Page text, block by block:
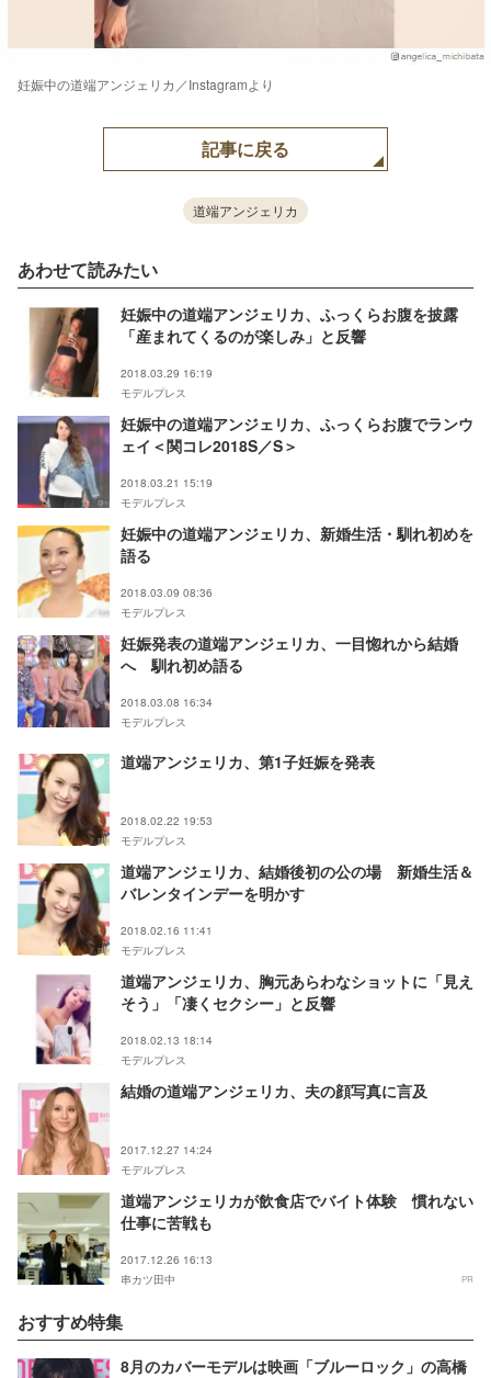
妊娠中の道端アンジェリカ／Instagramより
記事に戻る
道端アンジェリカ
あわせて読みたい
妊娠中の道端アンジェリカ、ふっくらお腹を披露
「産まれてくるのが楽しみ」と反響
2018.03.29 16:19
モデルプレス
妊娠中の道端アンジェリカ、ふっくらお腹でランウ
ェイ＜関コレ2018S／S＞
2018.03.21 15:19
モデルプレス
妊娠中の道端アンジェリカ、新婚生活・馴れ初めを
語る
2018.03.09 08:36
モデルプレス
妊娠発表の道端アンジェリカ、一目惚れから結婚
へ 馴れ初め語る
2018.03.08 16:34
モデルプレス
道端アンジェリカ、第1子妊娠を発表
2018.02.22 19:53
モデルプレス
道端アンジェリカ、結婚後初の公の場 新婚生活＆
バレンタインデーを明かす
2018.02.16 11:41
モデルプレス
道端アンジェリカ、胸元あらわなショットに「見え
そう」「凄くセクシー」と反響
2018.02.13 18:14
モデルプレス
結婚の道端アンジェリカ、夫の顔写真に言及
2017.12.27 14:24
モデルプレス
道端アンジェリカが飲食店でバイト体験 慣れない
仕事に苦戦も
2017.12.26 16:13
串カツ田中
PR
おすすめ特集
8月のカバーモデルは映画「ブルーロック」の高橋